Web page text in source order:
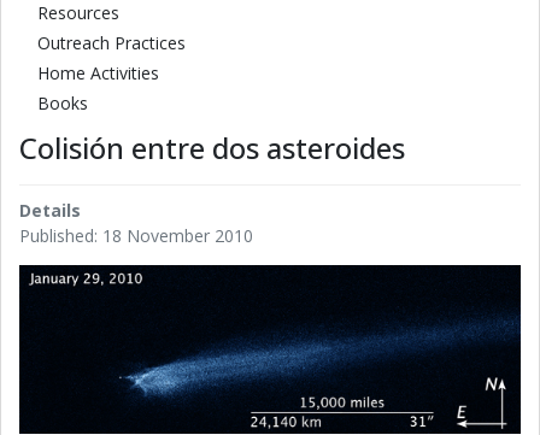
Resources
Outreach Practices
Home Activities
Books
Colisión entre dos asteroides
Details
Published: 18 November 2010